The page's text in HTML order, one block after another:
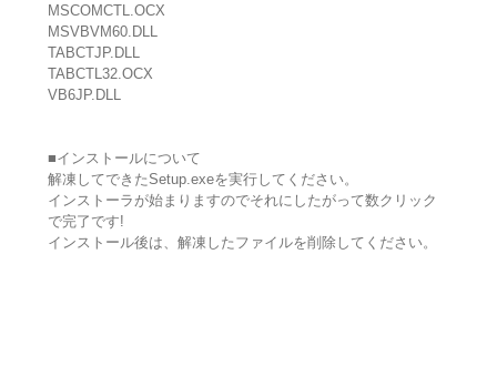
MSCOMCTL.OCX
MSVBVM60.DLL
TABCTJP.DLL
TABCTL32.OCX
VB6JP.DLL
■インストールについて
解凍してできたSetup.exeを実行してください。
インストーラが始まりますのでそれにしたがって数クリック
で完了です!
インストール後は、解凍したファイルを削除してください。